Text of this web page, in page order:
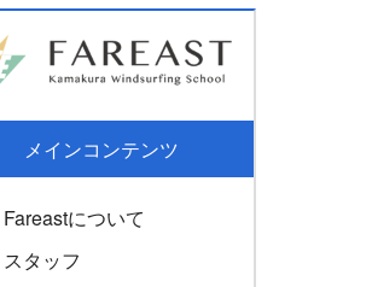
メインコンテンツ
Fareastについて
スタッフ